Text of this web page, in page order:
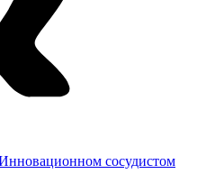
сосудистом